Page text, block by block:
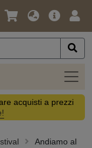
Lingua
Valuta
Offerta
acquisti a prezzi
Andiamo al